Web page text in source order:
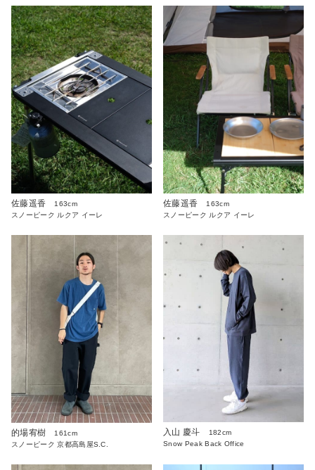
佐藤遥香
163cm
スノーピーク ルクア イーレ
佐藤遥香
163cm
スノーピーク ルクア イーレ
的場宥樹
161cm
スノーピーク 京都高島屋S.C.
入山 慶斗
182cm
Snow Peak Back Office